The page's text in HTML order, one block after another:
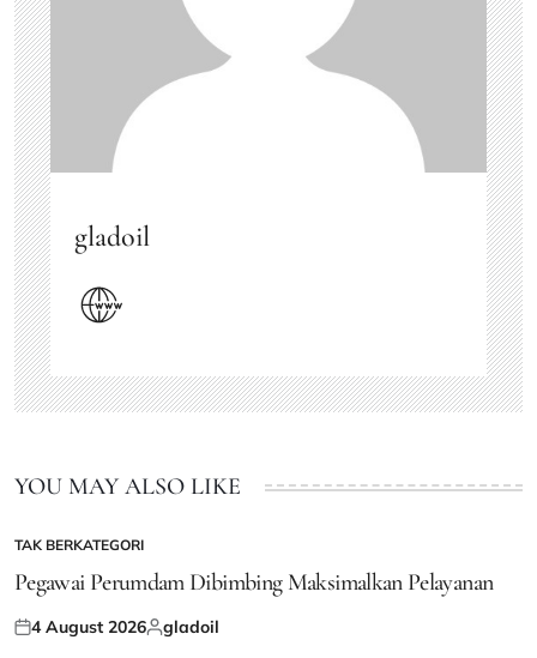
gladoil
YOU MAY ALSO LIKE
POSTED
IN
TAK BERKATEGORI
Pegawai Perumdam Dibimbing Maksimalkan Pelayanan
Posted
4 August 2026Posted
gladoil